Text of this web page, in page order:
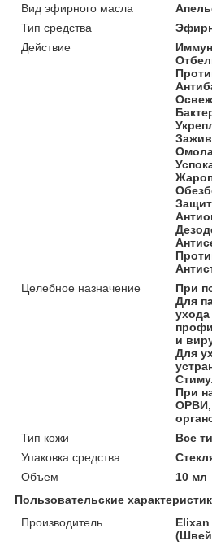
Вид эфирного масла
Тип средства
Действие
Целебное назначение
При
Для
и
Для
При
ОРВИ,
Тип кожи
Все
Упаковка средства
Объем
10 мл
Пользовательские
Производитель